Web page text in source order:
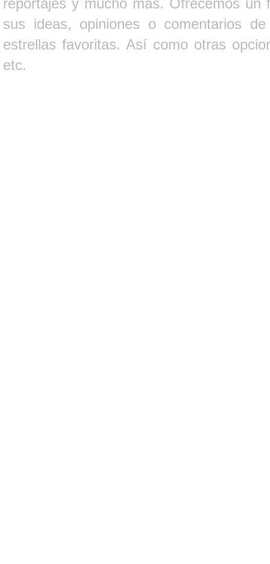
sus ideas, opiniones o comentarios
estrellas favoritas. Así como otras
etc.